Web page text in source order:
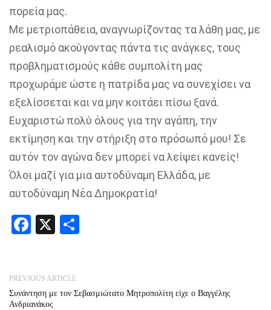
πορεία μας.
Με μετριοπάθεια, αναγνωρίζοντας τα λάθη μας, με
ρεαλισμό ακούγοντας πάντα τις ανάγκες, τους
προβληματισμούς κάθε συμπολίτη μας
προχωράμε ώστε η πατρίδα μας να συνεχίσει να
εξελίσσεται και να μην κοιτάει πίσω ξανά.
Ευχαριστώ πολύ όλους για την αγάπη, την
εκτίμηση και την στήριξη στο πρόσωπό μου! Σε
αυτόν τον αγώνα δεν μπορεί να λείψει κανείς!
Όλοι μαζί για μια αυτοδύναμη Ελλάδα, με
αυτοδύναμη Νέα Δημοκρατία!
Facebook
X
PREVIOUS ARTICLE
Συνάντηση με τον Σεβασμιώτατο Μητροπολίτη είχε ο Βαγγέλης
Ανδριανάκος